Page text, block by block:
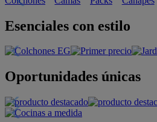
Esenciales con estilo
Oportunidades únicas